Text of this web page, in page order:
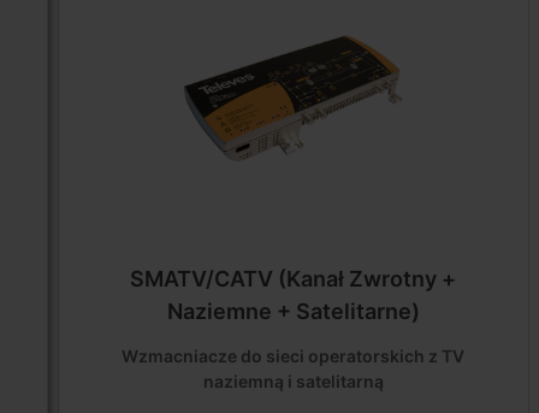
SMATV/CATV (Kanał Zwrotny +
Naziemne + Satelitarne)
Wzmacniacze do sieci operatorskich z TV
naziemną i satelitarną